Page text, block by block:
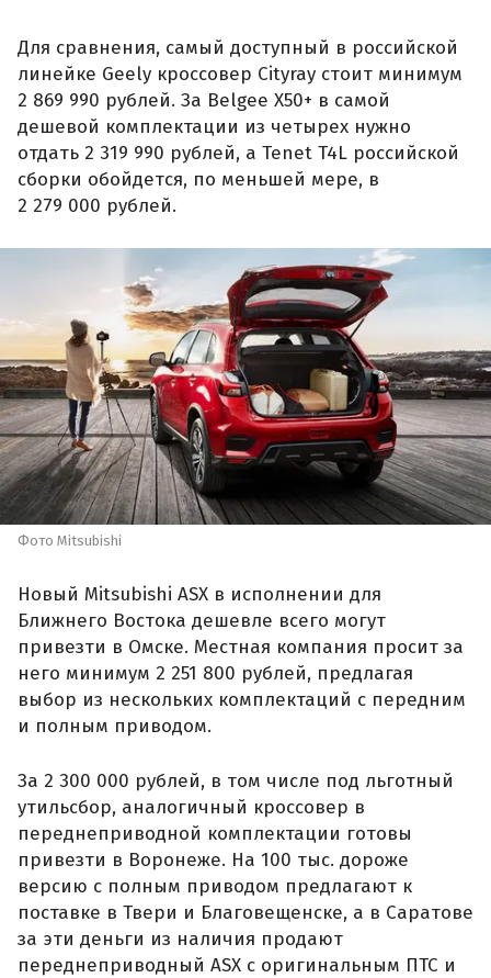
Для сравнения, самый доступный в российской
линейке Geely кроссовер Cityray стоит минимум
2 869 990 рублей. За Belgee X50+ в самой
дешевой комплектации из четырех нужно
отдать 2 319 990 рублей, а Tenet T4L российской
сборки обойдется, по меньшей мере, в
2 279 000 рублей.
Фото Mitsubishi
Новый Mitsubishi ASX в исполнении для
Ближнего Востока дешевле всего могут
привезти в Омске. Местная компания просит за
него минимум 2 251 800 рублей, предлагая
выбор из нескольких комплектаций с передним
и полным приводом.
За 2 300 000 рублей, в том числе под льготный
утильсбор, аналогичный кроссовер в
переднеприводной комплектации готовы
привезти в Воронеже. На 100 тыс. дороже
версию с полным приводом предлагают к
поставке в Твери и Благовещенске, а в Саратове
за эти деньги из наличия продают
переднеприводный ASX с оригинальным ПТС и